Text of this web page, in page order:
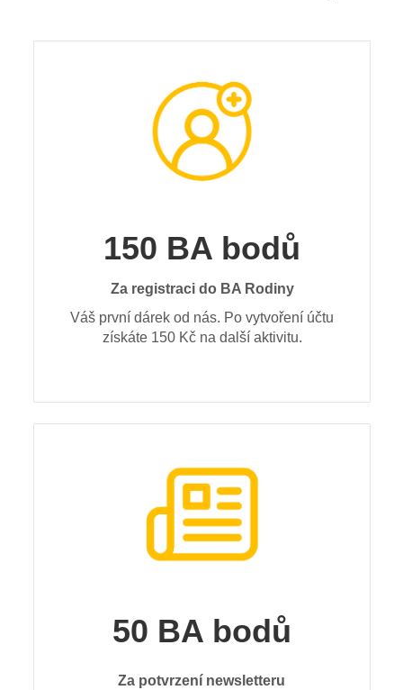
150 BA bodů
Za registraci do BA Rodiny
Váš první dárek od nás. Po vytvoření účtu
získáte 150 Kč na další aktivitu.
50 BA bodů
Za potvrzení newsletteru